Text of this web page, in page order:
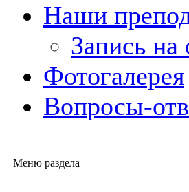
Наши
Запись на
Фотогалерея
Вопросы-
Меню раздела